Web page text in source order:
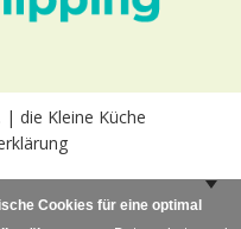
| die Kleine Küche
Cookies für eine optimal